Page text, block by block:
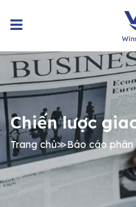
Chiến lược
Trang chủ≫Báo cáo phân